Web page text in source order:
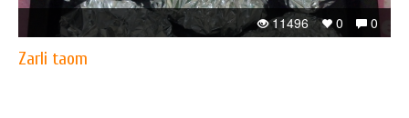
0
0
11496
Zarli taom